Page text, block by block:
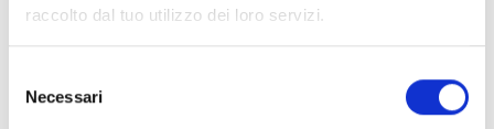
raccolto dal tuo utilizzo dei loro servizi.
Necessari
aziende, il punto di riferimento Casa Grondona di
Piazza Cavour, un vero e proprio must per le
colazioni, i pranzi, merende e aperitivi, all’insegna
della tradizione genovese e ligure.